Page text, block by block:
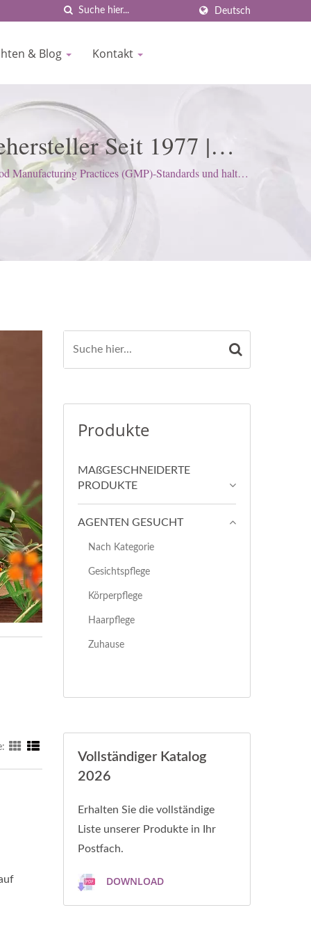
Deutsch
& Blog Kontakt
Seit 1977 |
Practices (GMP)-Standards und halten
Produkte
MAßGESCHNEIDERTE
PRODUKTE
AGENTEN GESUCHT
Nach Kategorie
Gesichtspflege
Körperpflege
Haarpflege
Zuhause
Vollständiger Katalog
2026
Erhalten Sie die vollständige
Liste unserer Produkte in Ihr
Postfach.
DOWNLOAD